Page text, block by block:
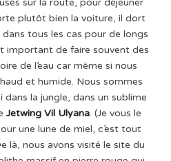
plutôt bien la voiture, il dort
tous les cas pour de longs
important de faire souvent des
de l’eau car même si nous
et humide. Nous sommes
dans la jungle, dans un sublime
Jetwing Vil Ulyana. (Je vous le
une lune de miel, c’est tout
là, nous avons visité le site du